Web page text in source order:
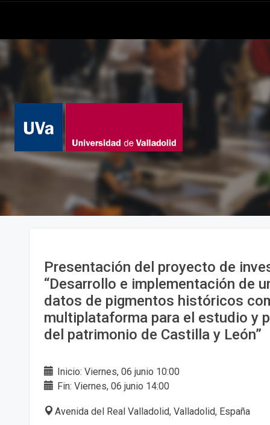
Presentación del proyecto de
“Desarrollo e implementación de
datos de pigmentos históricos
multiplataforma para el estudio y
del patrimonio de Castilla y León”
Inicio: Viernes, 06 junio 10:00
Fin: Viernes, 06 junio 14:00
Avenida del Real Valladolid, Valladolid, España